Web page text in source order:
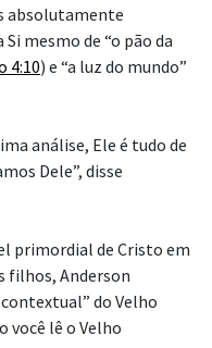
absolutamente
mesmo de “o pão da
4:10) e “a luz do mundo”
análise, Ele é tudo de
Dele”, disse
primordial de Cristo em
filhos, Anderson
do Velho
você lê o Velho